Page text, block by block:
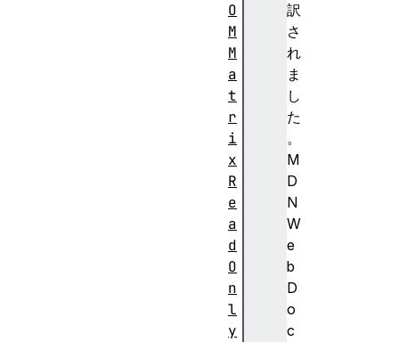
訳
さ
れ
ま
し
た
。
M
D
N
W
e
b
D
o
c
O
M
M
a
t
r
i
x
R
e
a
d
O
n
l
y